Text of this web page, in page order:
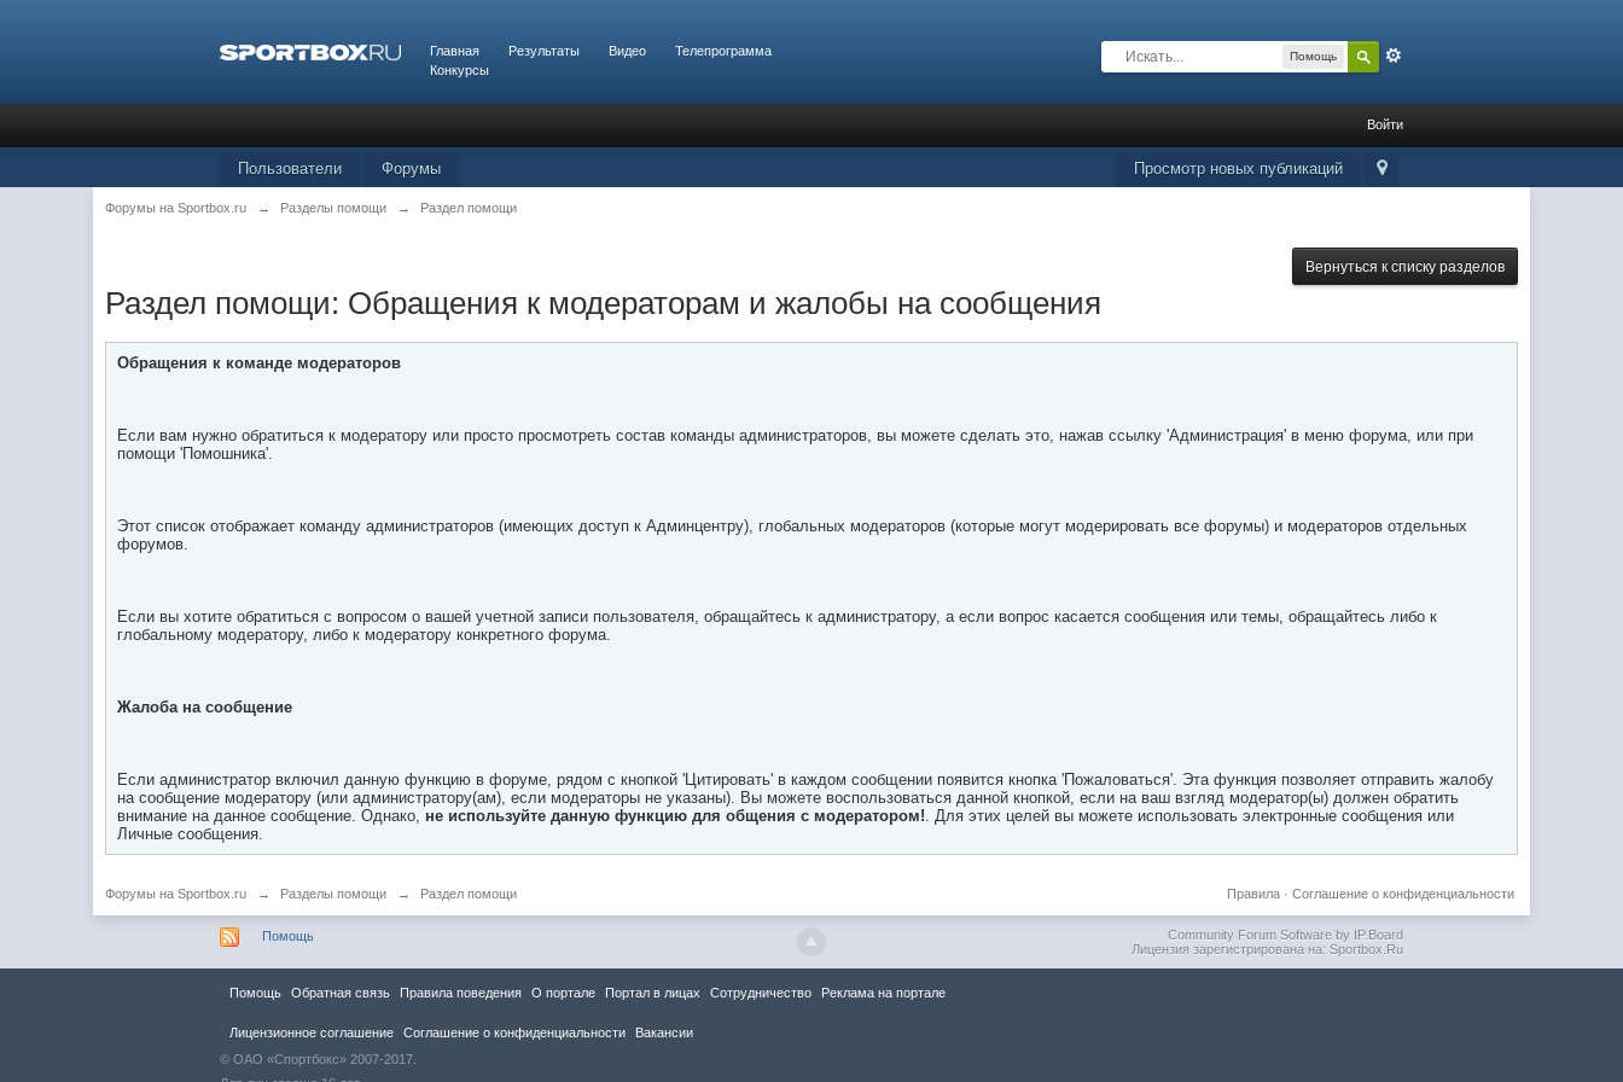
Главная Результаты Видео
Телепрограмма
Конкурсы
Помощь
Войти
Просмотр новых публикаций
Пользователи Форумы
Форумы на Sportbox.ru → Разделы помощи → Раздел помощи
Вернуться к списку разделов
Раздел помощи: Обращения к модераторам и жалобы на сообщения
Обращения к команде модераторов
Если вам нужно обратиться к модератору или просто просмотреть состав команды администраторов, вы можете сделать это, нажав ссылку 'Администрация' в меню форума, или при
помощи 'Помошника'.
Этот список отображает команду администраторов (имеющих доступ к Админцентру), глобальных модераторов (которые могут модерировать все форумы) и модераторов отдельных
форумов.
Если вы хотите обратиться с вопросом о вашей учетной записи пользователя, обращайтесь к администратору, а если вопрос касается сообщения или темы, обращайтесь либо к
глобальному модератору, либо к модератору конкретного форума.
Жалоба на сообщение
Если администратор включил данную функцию в форуме, рядом с кнопкой 'Цитировать' в каждом сообщении появится кнопка 'Пожаловаться'. Эта функция позволяет отправить жалобу
на сообщение модератору (или администратору(ам), если модераторы не указаны). Вы можете воспользоваться данной кнопкой, если на ваш взгляд модератор(ы) должен обратить
внимание на данное сообщение. Однако, не используйте данную функцию для общения с модератором!. Для этих целей вы можете использовать электронные сообщения или
Личные сообщения.
Форумы на Sportbox.ru → Разделы помощи → Раздел помощи Соглашение о конфиденциальности
Правила·
Помощь
Community Forum Software by IP.Board
Лицензия зарегистрирована на: Sportbox.Ru
Помощь Обратная связь Правила повeдения О портале Портал в лицах Сотрудничество Реклама на портале
Лицензионное соглашение Соглашение о конфиденциальности
Вакансии
© ОАО «Спортбокс» 2007-2017.